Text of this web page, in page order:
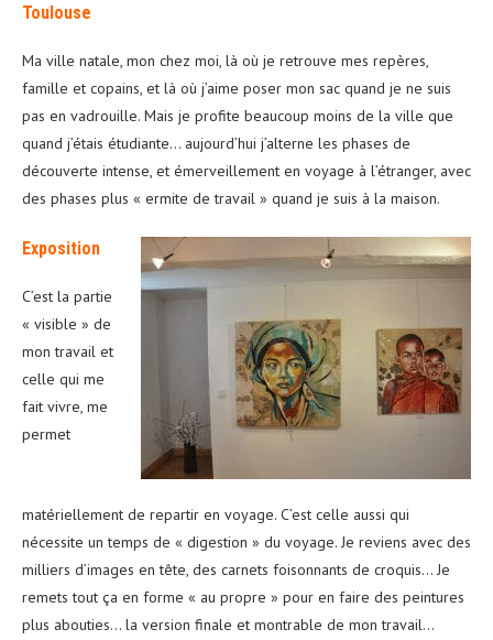
Toulouse
Ma ville natale, mon chez moi, là où je retrouve mes repères,
famille et copains, et là où j’aime poser mon sac quand je ne suis
pas en vadrouille. Mais je profite beaucoup moins de la ville que
quand j’étais étudiante… aujourd’hui j’alterne les phases de
découverte intense, et émerveillement en voyage à l’étranger, avec
des phases plus « ermite de travail » quand je suis à la maison.
Exposition
C’est la partie
« visible » de
mon travail et
celle qui me
fait vivre, me
permet
matériellement de repartir en voyage. C’est celle aussi qui
nécessite un temps de « digestion » du voyage. Je reviens avec des
milliers d’images en tête, des carnets foisonnants de croquis… Je
remets tout ça en forme « au propre » pour en faire des peintures
plus abouties… la version finale et montrable de mon travail…